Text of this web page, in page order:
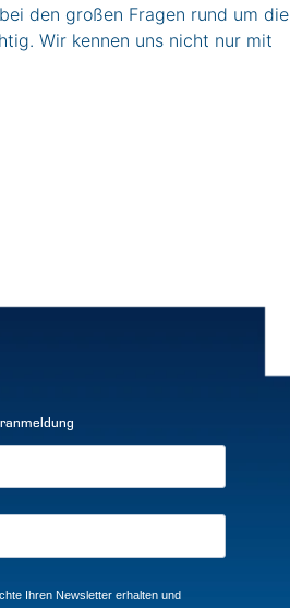
den großen Fragen rund um die
Wir kennen uns nicht nur mit
Ihren Newsletter erhalten und